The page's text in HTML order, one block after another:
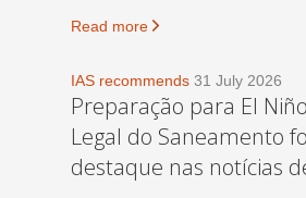
Read more
IAS recommends 31 July 2026
Preparação para El
Legal do Saneamento
destaque nas notícias